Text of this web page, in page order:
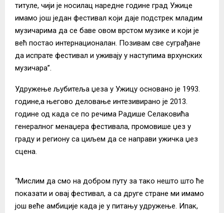
титуле, чији је носилац наредне године град Ужице
имамо још један фестивал који даје подстрек младим
музичарима да се баве овом врстом музике и који је
већ постао интернационалан. Позивам све суграђане
да испрате фестивал и уживају у наступима врхунских
музичара”.
Удружење љубитеља џеза у Ужицу основано је 1993.
године,а његово деловање интезивирано је 2013.
године од када се по речима Радише Селаковића
генералног менаџера фестивала, промовише џез у
граду и региону са циљем да се направи ужичка џез
сцена.
“Мислим да смо на добром путу за тако нешто што ће
показати и овај фестивал, а са друге стране ми имамо
још веће амбиције када је у питању удружење. Ипак,